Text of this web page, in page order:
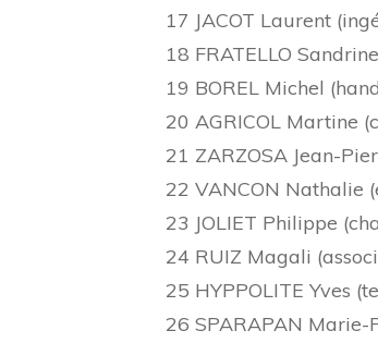
17 JACOT Laurent
18 FRATELLO
19 BOREL Michel
20 AGRICOL Martine
21 ZARZOSA Jean-
22 VANCON Nathalie
23 JOLIET Philippe
24 RUIZ Magali
25 HYPPOLITE Yves
26 SPARAPAN Marie-